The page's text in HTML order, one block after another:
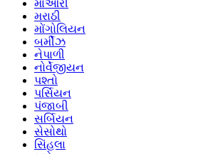
માઓરી
મરાઠી
મોંગોલિયન
બર્મીઝ
નેપાળી
નોર્વેજીયન
પશ્તો
પર્સિયન
પંજાબી
સર્બિયન
સેસોથો
સિંહલા